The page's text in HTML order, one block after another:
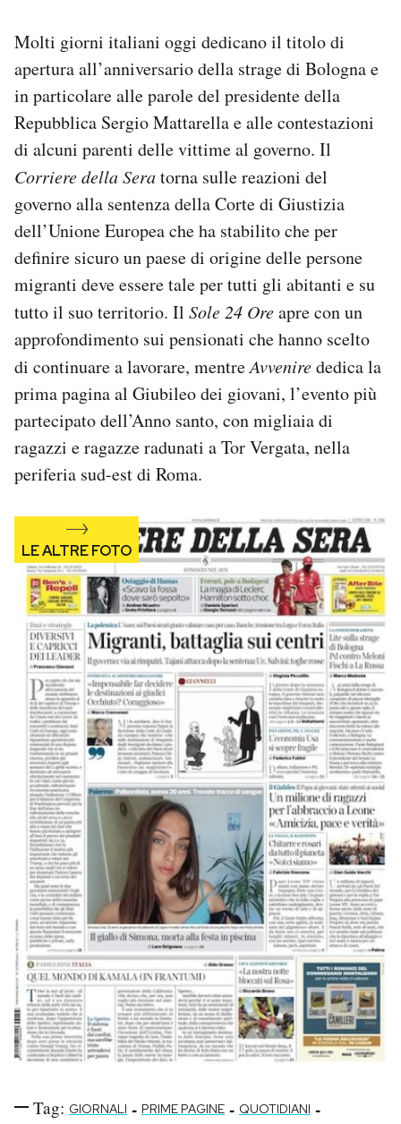
I MIEI PREFERITI
SHOP
CALENDARIO
AREA PERSONALE
Area Personale
Newsletter
Regala il Post
Hai bisogno di aiuto?
Esci
Molti giorni italiani oggi dedicano il titolo di
apertura all’anniversario della strage di Bologna e
in particolare alle parole del presidente della
Repubblica Sergio Mattarella e alle contestazioni
di alcuni parenti delle vittime al governo. Il
Corriere della Seratorna sulle reazioni del
governo alla sentenza della Corte di Giustizia
dell’Unione Europea che ha stabilito che per
definire sicuro un paese di origine delle persone
migranti deve essere tale per tutti gli abitanti e su
tutto il suo territorio. Il Sole 24 Oreapre con un
approfondimento sui pensionati che hanno scelto
di continuare a lavorare, mentreAvvenirededica la
prima pagina al Giubileo dei giovani, l’evento più
partecipato dell’Anno santo, con migliaia di
ragazzi e ragazze radunati a Tor Vergata, nella
periferia sud-est di Roma.
Tag: GIORNALI - PRIME PAGINE - QUOTIDIANI -